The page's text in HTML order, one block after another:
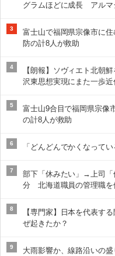
グラムほどに成長 アルマ
3
富士山で福岡県宗像市に
防の計8人が救助
4
【朗報】ソヴィエト北朝
沢東思想実現にまた一歩近
5
富士山9合目で福岡県宗
の計8人が救助
6 「どんどんでかくなって
7
部下「休みたい」→上司「
分 北海道職員の管理職を
8
【専門家】日本を代表す
ぜ起きたか？
9
大雨影響か、線路沿いの